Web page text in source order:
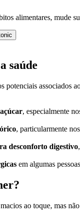
alimentares, mude
saúde
potenciais associados
, especialmente
, particularmente
desconforto digestivo
em algumas
ao toque, mas